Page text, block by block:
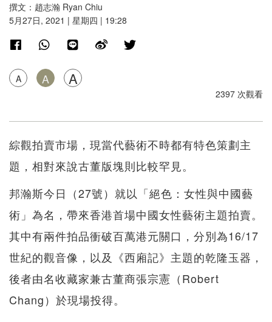
撰文：趙志瀚 Ryan Chiu
5月27日, 2021 | 星期四 | 19:28
A A A
2397 次觀看
綜觀拍賣市場，現當代藝術不時都有特色策劃主
題，相對來說古董版塊則比較罕見。
邦瀚斯今日（27號）就以「絕色：女性與中國藝
術」為名，帶來香港首場中國女性藝術主題拍賣。
其中有兩件拍品衝破百萬港元關口，分別為16/17
世紀的觀音像，以及《西廂記》主題的乾隆玉器，
後者由名收藏家兼古董商張宗憲（Robert
Chang）於現場投得。